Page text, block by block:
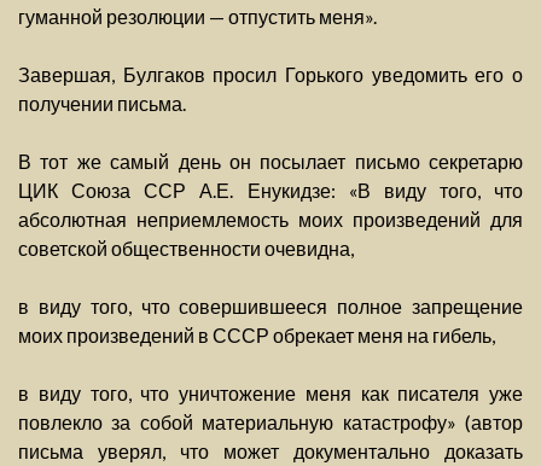
гуманной резолюции — отпустить меня».
Завершая, Булгаков просил Горького уведомить его о
получении письма.
В тот же самый день он посылает письмо секретарю
ЦИК Союза ССР А.Е. Енукидзе: «В виду того, что
абсолютная неприемлемость моих произведений для
советской общественности очевидна,
в виду того, что совершившееся полное запрещение
моих произведений в СССР обрекает меня на гибель,
в виду того, что уничтожение меня как писателя уже
повлекло за собой материальную катастрофу» (автор
письма уверял, что может документально доказать